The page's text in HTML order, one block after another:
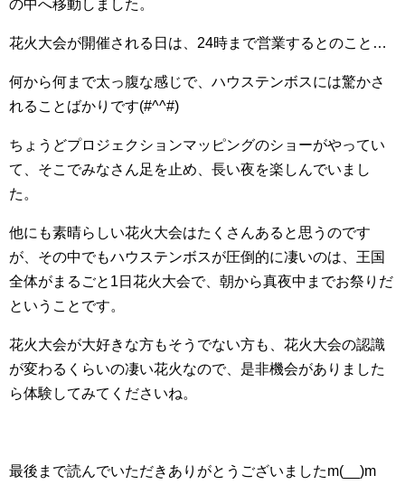
の中へ移動しました。
花火大会が開催される日は、24時まで営業するとのこと…
何から何まで太っ腹な感じで、ハウステンボスには驚かさ
れることばかりです(#^^#)
ちょうどプロジェクションマッピングのショーがやってい
て、そこでみなさん足を止め、長い夜を楽しんでいまし
た。
他にも素晴らしい花火大会はたくさんあると思うのです
が、その中でもハウステンボスが圧倒的に凄いのは、王国
全体がまるごと1日花火大会で、朝から真夜中までお祭りだ
ということです。
花火大会が大好きな方もそうでない方も、花火大会の認識
が変わるくらいの凄い花火なので、是非機会がありました
ら体験してみてくださいね。
最後まで読んでいただきありがとうございましたm(__)m